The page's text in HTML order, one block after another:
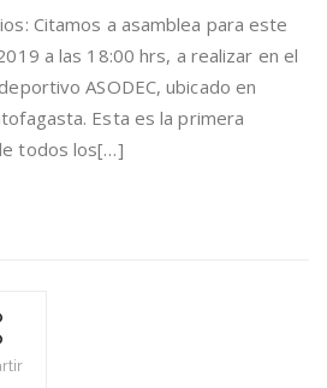
Citamos a asamblea para este
a las 18:00 hrs, a realizar en el
ASODEC, ubicado en
Esta es la primera
todos los[…]